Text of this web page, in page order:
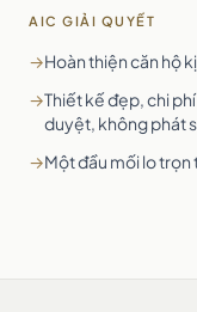
AIC GIẢI QUYẾT
→Hoàn thiện căn hộ
→Thiết kế đẹp, chi
duyệt, không phát
→Một đầu mối lo